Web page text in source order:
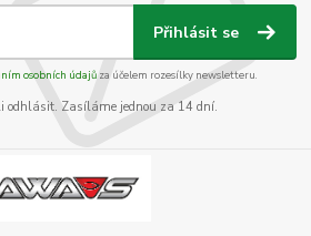
Přihlásit se
osobních údajůza účelem rozesílky newsletteru.
odhlásit. Zasíláme jednou za 14 dní.